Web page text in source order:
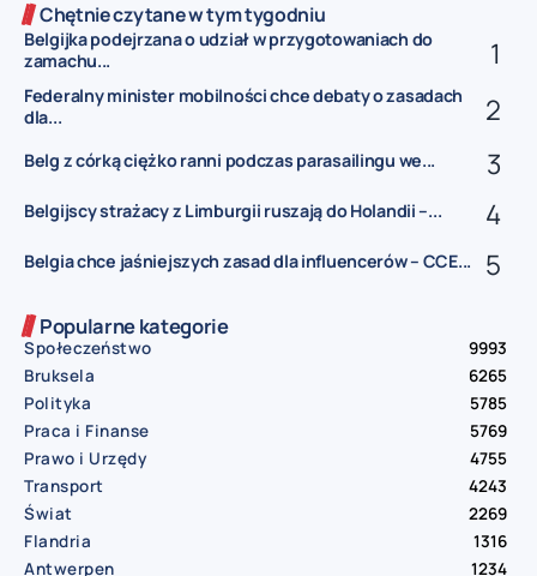
Chętnie czytane w tym tygodniu
Belgijka podejrzana o udział w przygotowaniach do
zamachu...
Federalny minister mobilności chce debaty o zasadach
dla...
Belg z córką ciężko ranni podczas parasailingu we...
Belgijscy strażacy z Limburgii ruszają do Holandii –...
Belgia chce jaśniejszych zasad dla influencerów – CCE...
Popularne kategorie
Społeczeństwo
9993
Bruksela
6265
Polityka
5785
Praca i Finanse
5769
Prawo i Urzędy
4755
Transport
4243
Świat
2269
Flandria
1316
Antwerpen
1234